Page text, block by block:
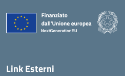
Link Esterni